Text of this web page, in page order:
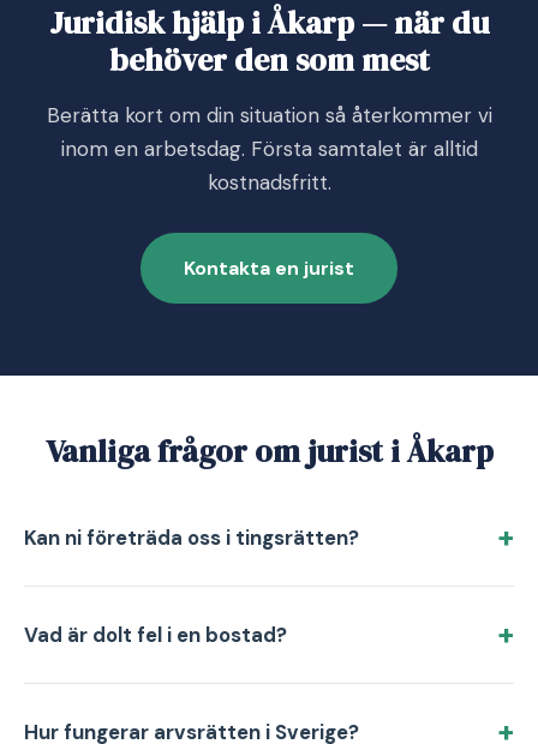
Juridisk hjälp i Åkarp — när du
behöver den som mest
Berätta kort om din situation så återkommer vi
inom en arbetsdag. Första samtalet är alltid
kostnadsfritt.
Kontakta en jurist
Vanliga frågor om jurist i Åkarp
Kan ni företräda oss i tingsrätten?
Vad är dolt fel i en bostad?
Hur fungerar arvsrätten i Sverige?